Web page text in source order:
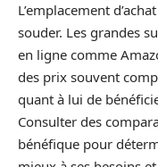
L’emplacement
souder. Les grandes
en ligne comme
des prix souvent
quant à lui de
Consulter des
bénéfique pour